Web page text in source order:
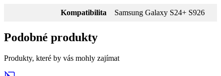
Kompatibilita Samsung Galaxy S24+ S926
Podobné produkty
Produkty, které by vás mohly zajímat